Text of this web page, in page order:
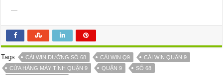
—
Tags CÀI WIN ĐƯỜNG SỐ 68 CÀI WIN Q9
CÀI WIN QUẬN 9
CỬA HÀNG MÁY TÍNH QUẬN 9
QUẬN 9
SỐ 68